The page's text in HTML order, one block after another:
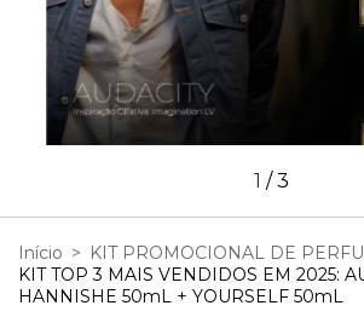
1 /3
Início > KIT PROMOCIONAL DE
KIT TOP 3 MAIS VENDIDOS EM 2025:
HANNISHE 50mL + YOURSELF 50mL